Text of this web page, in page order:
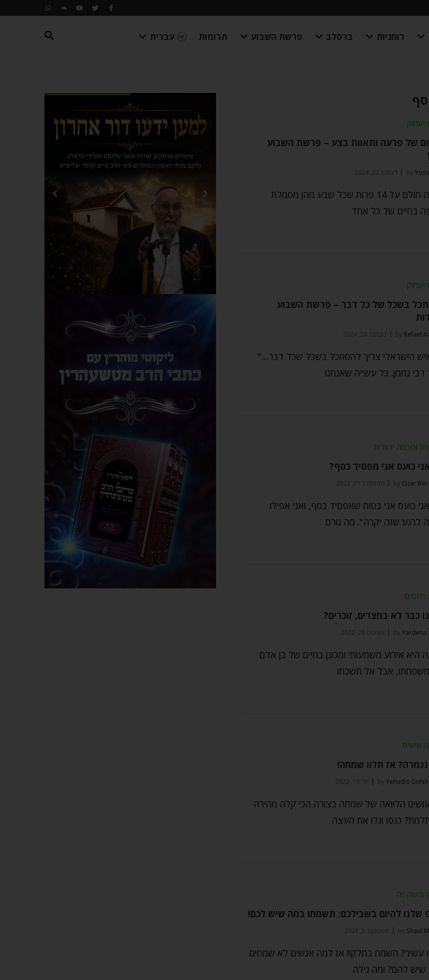
רוחניות ברסלב פרשת השבוע תרומות עברית
של פרעה ותאוות בצע – פרשת השבוע
by דצמבר 22, 2024
פרעה חולם על 14 פרות שכל שבע מהן מסמלת
בחיים של כל אחד
בשכל של כל דבר – פרשת השבוע
by Refael נובמבר 24, 2024
הישראלי צריך להסתכל בשכל שכל דבר…"
רבי נחמן. כל עשייה שאנחנו
וחכמה יהודית
כועס אני מפסיד כסף?
by Ozer ספטמבר 11, 2022
כועס אני בטוח שאפסיד כסף, ואני אפילו
לרגע שזה יקרה". מה גורם
ויחסים
כבר לא במצרים, זוכרים?
by Yardena אוגוסט 28, 2022
היא אירוע משמעותי ומכונן בחיים של בן אדם
משפחתו, אבל אל תשכחו
אישית
אז תלוו שמחה!
by Yehudis יולי 10, 2022
הלוואה של שמחה בצורה הכי קלה מהירה
כנסו וגלו את העצה
והשקפה
שלנו להיום בשבילכם: תשמחו במה שיש לכם!
by Shaul ספטמבר 5, 2021
עשיר? השמח בחלקו! אז למה אנשים לא שמחים
להם? ומה גילה